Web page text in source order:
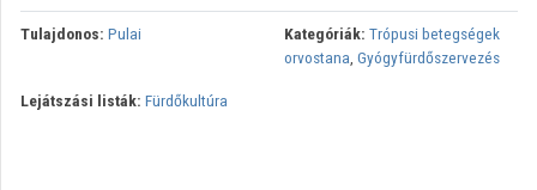
Tulajdonos: Pulai Kategóriák: Trópusi betegségek
orvostana, Gyógyfürdőszervezés
Lejátszási listák: Fürdőkultúra